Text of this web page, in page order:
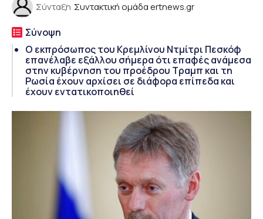
Σύνταξη Συντακτική ομάδα ertnews.gr
Σύνοψη
Ο εκπρόσωπος του Κρεμλίνου Ντμίτρι Πεσκόφ
επανέλαβε εξάλλου σήμερα ότι επαφές ανάμεσα
στην κυβέρνηση του προέδρου Τραμπ και τη
Ρωσία έχουν αρχίσει σε διάφορα επίπεδα και
έχουν εντατικοποιηθεί